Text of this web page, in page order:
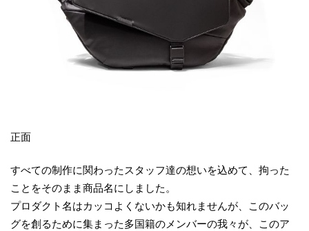
正面
すべての制作に関わったスタッフ達の想いを込めて、拘った
ことをそのまま商品名にしました。
プロダクト名はカッコよくないかも知れませんが、このバッ
グを創るために集まった多国籍のメンバーの我々が、このア